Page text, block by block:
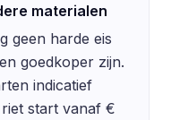
materialen
geen harde eis
goedkoper zijn.
indicatief
start vanaf €